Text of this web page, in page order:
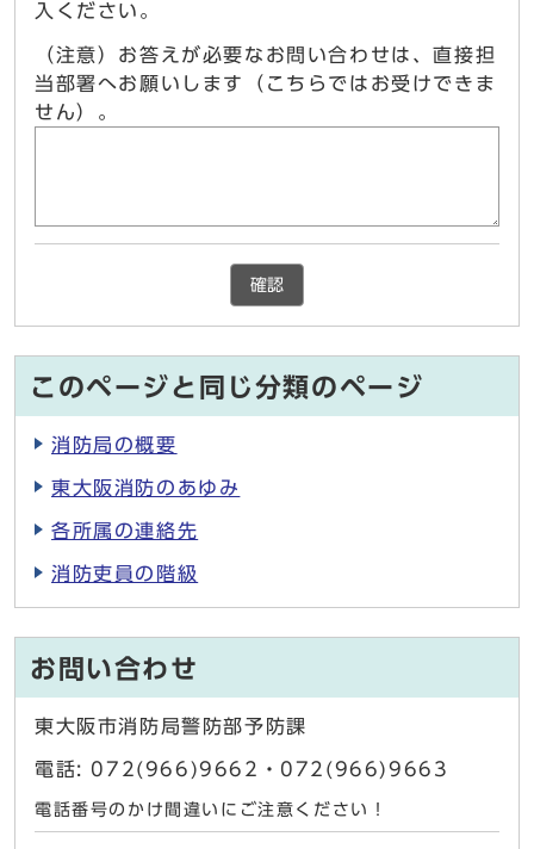
入ください。
（注意）お答えが必要なお問い合わせは、直接担
当部署へお願いします（こちらではお受けできま
せん）。
確認
このページと同じ分類のページ
消防局の概要
東大阪消防のあゆみ
各所属の連絡先
消防吏員の階級
お問い合わせ
東大阪市消防局警防部予防課
電話: 072(966)9662・072(966)9663
電話番号のかけ間違いにご注意ください！